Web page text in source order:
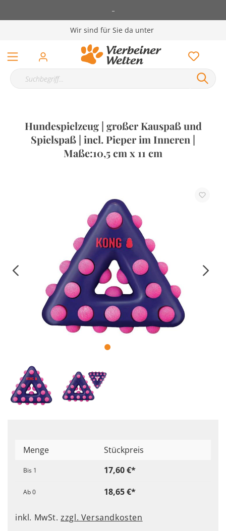
-
Wir sind für Sie da unter
Hundespielzeug | großer Kauspaß und
Spielspaß | incl. Pieper im Inneren |
Maße:10,5 cm x 11 cm
Menge Stückpreis
Bis 1 17,60 €*
Ab0 18,65 €*
inkl. MwSt.zzgl. Versandkosten